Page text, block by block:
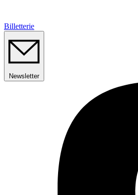
Billetterie
Newsletter